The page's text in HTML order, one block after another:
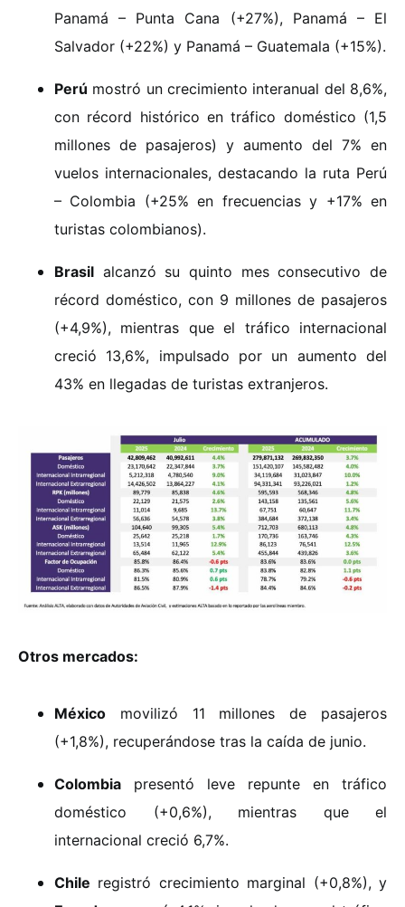
Panamá – Punta Cana (+27%), Panamá – El
Salvador (+22%) y Panamá – Guatemala (+15%).
Perú mostró un crecimiento interanual del 8,6%,
con récord histórico en tráfico doméstico (1,5
millones de pasajeros) y aumento del 7% en
vuelos internacionales, destacando la ruta Perú
– Colombia (+25% en frecuencias y +17% en
turistas colombianos).
Brasil alcanzó su quinto mes consecutivo de
récord doméstico, con 9 millones de pasajeros
(+4,9%), mientras que el tráfico internacional
creció 13,6%, impulsado por un aumento del
43% en llegadas de turistas extranjeros.
Otros mercados:
México movilizó 11 millones de pasajeros
(+1,8%), recuperándose tras la caída de junio.
Colombia presentó leve repunte en tráfico
doméstico (+0,6%), mientras que el
internacional creció 6,7%.
Chile registró crecimiento marginal (+0,8%), y